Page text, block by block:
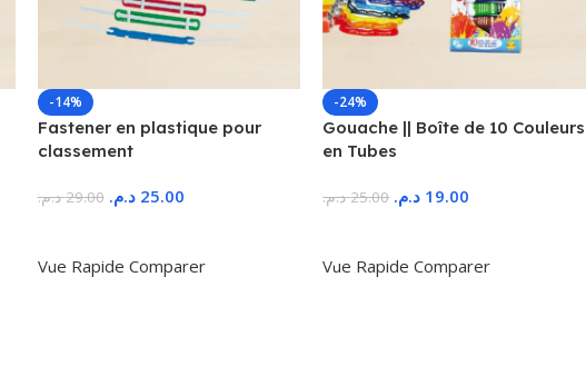
-14%
Fastener en plastique pour
classement
29.00 د.م. 25.00 د.م.
Vue Rapide Comparer
-24%
Gouache || Boîte de 10 Couleurs
en Tubes
25.00 د.م. 19.00 د.م.
Vue Rapide Comparer